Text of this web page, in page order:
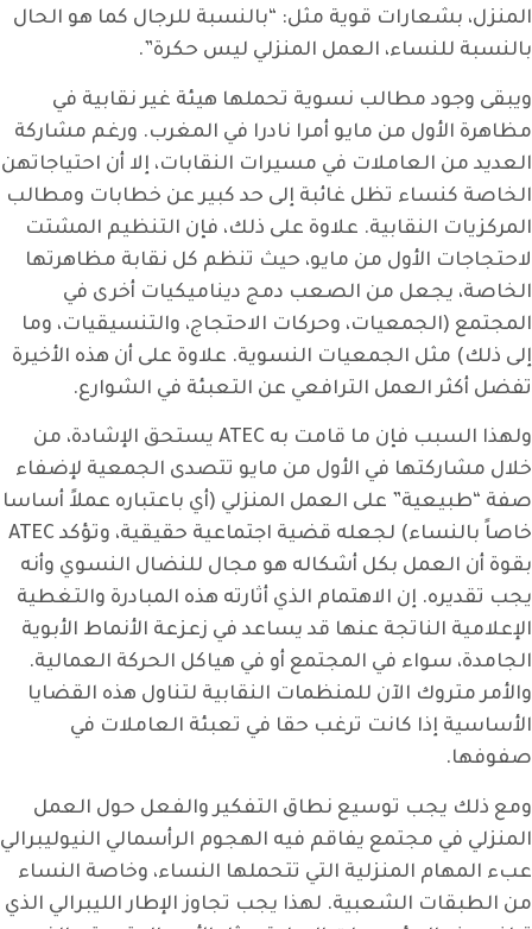
المنزل، بشعارات قوية مثل: “بالنسبة للرجال كما هو الحال
بالنسبة للنساء، العمل المنزلي ليس حكرة”.
ويبقى وجود مطالب نسوية تحملها هيئة غير نقابية في
مظاهرة الأول من مايو أمرا نادرا في المغرب. ورغم مشاركة
العديد من العاملات في مسيرات النقابات، إلا أن احتياجاتهن
الخاصة كنساء تظل غائبة إلى حد كبير عن خطابات ومطالب
المركزيات النقابية. علاوة على ذلك، فإن التنظيم المشتت
لاحتجاجات الأول من مايو، حيث تنظم كل نقابة مظاهرتها
الخاصة، يجعل من الصعب دمج ديناميكيات أخرى في
المجتمع (الجمعيات، وحركات الاحتجاج، والتنسيقيات، وما
إلى ذلك) مثل الجمعيات النسوية. علاوة على أن هذه الأخيرة
تفضل أكثر العمل الترافعي عن التعبئة في الشوارع.
ولهذا السبب فإن ما قامت به ATEC يستحق الإشادة، من
خلال مشاركتها في الأول من مايو تتصدى الجمعية لإضفاء
صفة “طبيعية” على العمل المنزلي (أي باعتباره عملاً أساسا
خاصاً بالنساء) لجعله قضية اجتماعية حقيقية، وتؤكد ATEC
بقوة أن العمل بكل أشكاله هو مجال للنضال النسوي وأنه
يجب تقديره. إن الاهتمام الذي أثارته هذه المبادرة والتغطية
الإعلامية الناتجة عنها قد يساعد في زعزعة الأنماط الأبوية
الجامدة، سواء في المجتمع أو في هياكل الحركة العمالية.
والأمر متروك الآن للمنظمات النقابية لتناول هذه القضايا
الأساسية إذا كانت ترغب حقا في تعبئة العاملات في
صفوفها.
ومع ذلك يجب توسيع نطاق التفكير والفعل حول العمل
المنزلي في مجتمع يفاقم فيه الهجوم الرأسمالي النيوليبرالي
عبء المهام المنزلية التي تتحملها النساء، وخاصة النساء
من الطبقات الشعبية. لهذا يجب تجاوز الإطار الليبرالي الذي